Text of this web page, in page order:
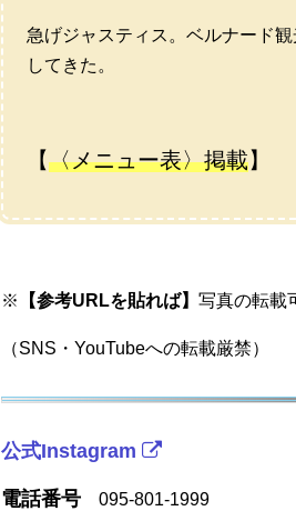
急げジャスティス。ベルナード
してきた。
【〈メニュー表〉掲載】
※ 【参考URLを貼れば】 写真の転載
（SNS・YouTubeへの転載厳禁）
公式Instagram
電話番号 095-801-1999